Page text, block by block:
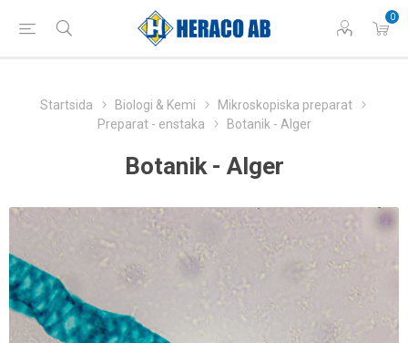
0
Startsida Biologi & Kemi
Mikroskopiska preparat
Preparat - enstaka
Botanik - Alger
Botanik - Alger